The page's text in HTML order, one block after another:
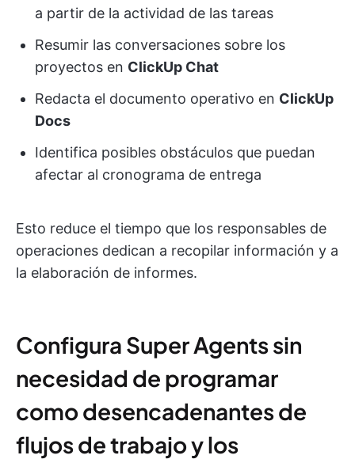
a partir de la actividad de las tareas
Resumir las conversaciones sobre los
proyectos en ClickUp Chat
Redacta el documento operativo en ClickUp
Docs
Identifica posibles obstáculos que puedan
afectar al cronograma de entrega
Esto reduce el tiempo que los responsables de
operaciones dedican a recopilar información y a
la elaboración de informes.
Configura Super Agents sin
necesidad de programar
como desencadenantes de
flujos de trabajo y los